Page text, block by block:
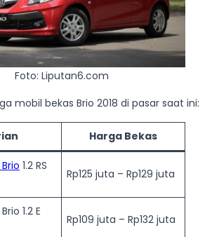
Foto: Liputan6.com
mobil bekas Brio 2018 di pasar saat ini:
Harga Bekas
1.2 RS
Rp125 juta – Rp129 juta
1.2 E
Rp109 juta – Rp132 juta